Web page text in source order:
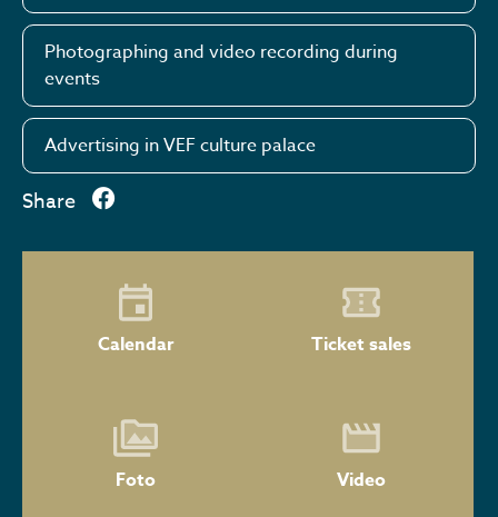
Photographing and video recording during
events
Advertising in VEF culture palace
Share
Calendar Ticket sales
Foto Video